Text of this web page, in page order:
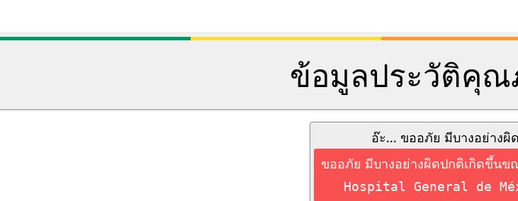
ข้อมูลประวัติคุณ
อ๊ะ... ขออภัย มีบางอย่างผิ
ขออภัย มีบางอย่างผิดปกติเกิดขึ้น
Hospital General de